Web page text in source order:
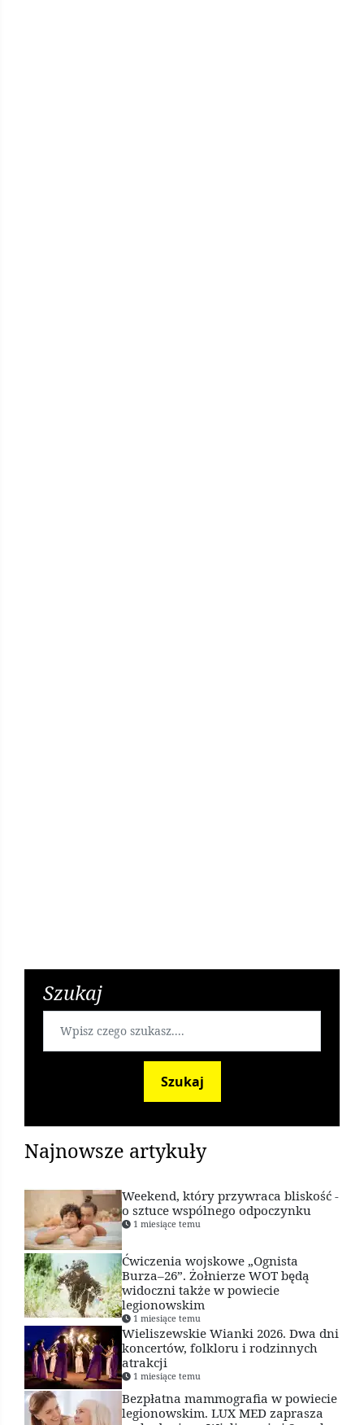
Bakterie w kiełbasie śląskiej. GIS wydało
Szukaj
Szukaj
Najnowsze artykuły
Weekend, który przywraca bliskość -
o sztuce wspólnego odpoczynku
1 miesiące temu
Ćwiczenia wojskowe „Ognista
Burza–26”. Żołnierze WOT będą
widoczni także w powiecie
legionowskim
1 miesiące temu
Wieliszewskie Wianki 2026. Dwa dni
koncertów, folkloru i rodzinnych
atrakcji
1 miesiące temu
Bezpłatna mammografia w powiecie
legionowskim. LUX MED zaprasza